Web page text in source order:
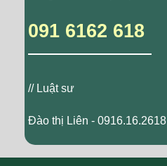
091 6162 618
// Luật sư
Đào thị Liên - 0916.16.2618